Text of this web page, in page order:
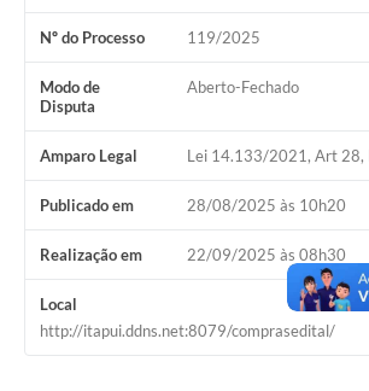
Nº do Processo 119/2025
Modo de
Disputa
Aberto-Fechado
Amparo Legal Lei 14.133/2021, Art 28,
Publicado em 28/08/2025 às 10h20
Realização em 22/09/2025 às 08h30
Local
http://itapui.ddns.net:8079/comprasedital/